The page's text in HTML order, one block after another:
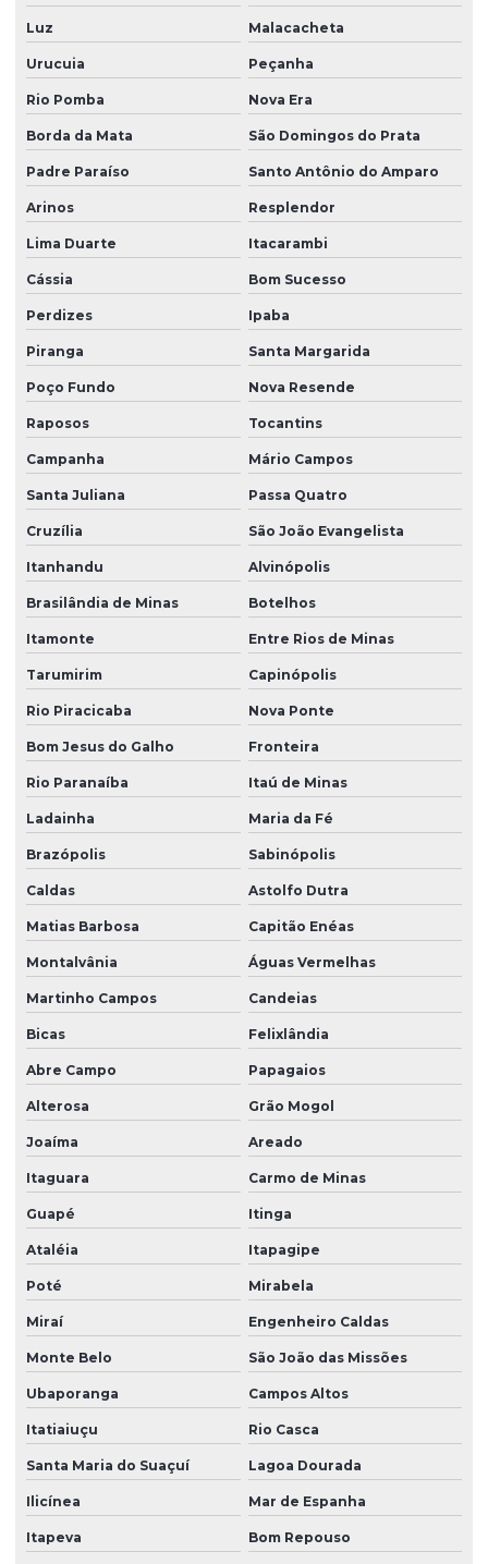
Luz Malacacheta
Urucuia Peçanha
Rio Pomba Nova Era
Borda da Mata São Domingos do Prata
Padre Paraíso Santo Antônio do Amparo
Arinos Resplendor
Lima Duarte Itacarambi
Cássia Bom Sucesso
Perdizes Ipaba
Piranga Santa Margarida
Poço Fundo Nova Resende
Raposos Tocantins
Campanha Mário Campos
Santa Juliana Passa Quatro
Cruzília São João Evangelista
Itanhandu Alvinópolis
Brasilândia de Minas Botelhos
Itamonte Entre Rios de Minas
Tarumirim Capinópolis
Rio Piracicaba Nova Ponte
Bom Jesus do Galho Fronteira
Rio Paranaíba Itaú de Minas
Ladainha Maria da Fé
Brazópolis Sabinópolis
Caldas Astolfo Dutra
Matias Barbosa Capitão Enéas
Montalvânia Águas Vermelhas
Martinho Campos Candeias
Bicas Felixlândia
Abre Campo Papagaios
Alterosa Grão Mogol
Joaíma Areado
Itaguara Carmo de Minas
Guapé Itinga
Ataléia Itapagipe
Poté Mirabela
Miraí Engenheiro Caldas
Monte Belo São João das Missões
Ubaporanga Campos Altos
Itatiaiuçu Rio Casca
Santa Maria do Suaçuí Lagoa Dourada
Ilicínea Mar de Espanha
Itapeva Bom Repouso